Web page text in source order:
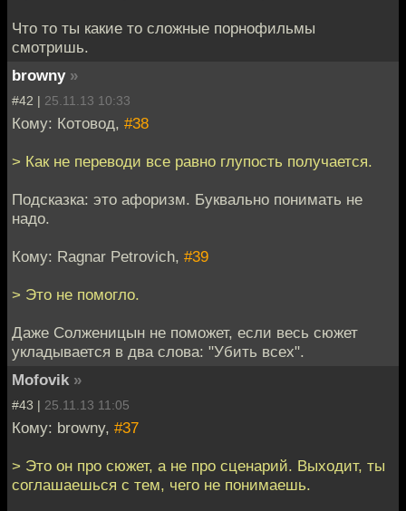
Что то ты какие то сложные порнофильмы
смотришь.
browny »
#42 | 25.11.13 10:33
Кому: Котовод, #38
> Как не переводи все равно глупость получается.
Подсказка: это афоризм. Буквально понимать не
надо.
Кому: Ragnar Petrovich, #39
> Это не помогло.
Даже Солженицын не поможет, если весь сюжет
укладывается в два слова: "Убить всех".
Mofovik »
#43 | 25.11.13 11:05
Кому: browny, #37
> Это он про сюжет, а не про сценарий. Выходит, ты
соглашаешься с тем, чего не понимаешь.